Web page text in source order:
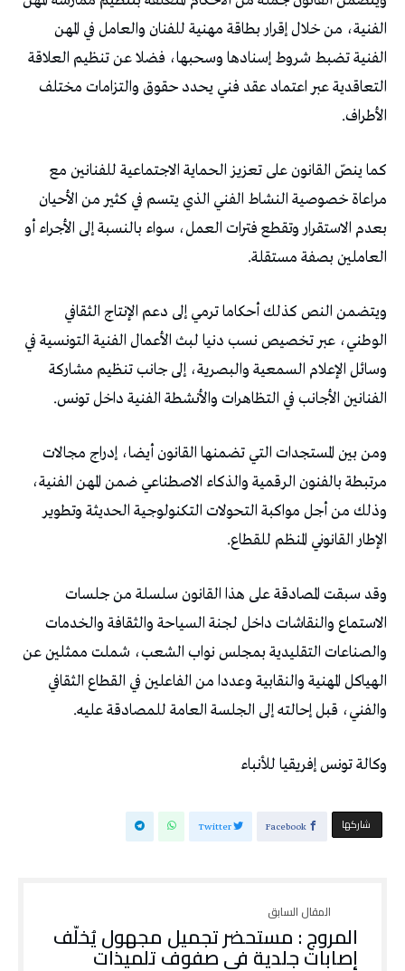
الفنية، من خلال إقرار بطاقة مهنية للفنان والعامل في المهن
الفنية تضبط شروط إسنادها وسحبها، فضلا عن تنظيم العلاقة
التعاقدية عبر اعتماد عقد فني يحدد حقوق والتزامات مختلف
الأطراف.
كما ينصّ القانون على تعزيز الحماية الاجتماعية للفنانين مع
مراعاة خصوصية النشاط الفني الذي يتسم في كثير من الأحيان
بعدم الاستقرار وتقطع فترات العمل، سواء بالنسبة إلى الأجراء أو
العاملين بصفة مستقلة.
ويتضمن النص كذلك أحكاما ترمي إلى دعم الإنتاج الثقافي
الوطني، عبر تخصيص نسب دنيا لبث الأعمال الفنية التونسية في
وسائل الإعلام السمعية والبصرية، إلى جانب تنظيم مشاركة
الفنانين الأجانب في التظاهرات والأنشطة الفنية داخل تونس.
ومن بين المستجدات التي تضمنها القانون أيضا، إدراج مجالات
مرتبطة بالفنون الرقمية والذكاء الاصطناعي ضمن المهن الفنية،
وذلك من أجل مواكبة التحولات التكنولوجية الحديثة وتطوير
الإطار القانوني المنظم للقطاع.
وقد سبقت المصادقة على هذا القانون سلسلة من جلسات
الاستماع والنقاشات داخل لجنة السياحة والثقافة والخدمات
والصناعات التقليدية بمجلس نواب الشعب، شملت ممثلين عن
الهياكل المهنية والنقابية وعددا من الفاعلين في القطاع الثقافي
والفني، قبل إحالته إلى الجلسة العامة للمصادقة عليه.
وكالة تونس إفريقيا للأنباء
‫‫ شاركها‬ Facebook
Twitter
المروج : مستحضر تجميل مجهول يُخلّف
إصابات جلدية في صفوف تلميذات